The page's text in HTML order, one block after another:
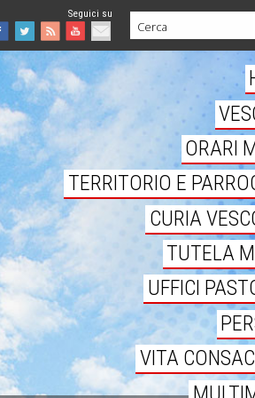
Facebook
Twitter
FeedYoutube
Mail
ORARI
TERRITORIO E
CURIA
TUTELA
UFFICI
VITA